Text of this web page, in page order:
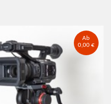
Ab
0,00 €